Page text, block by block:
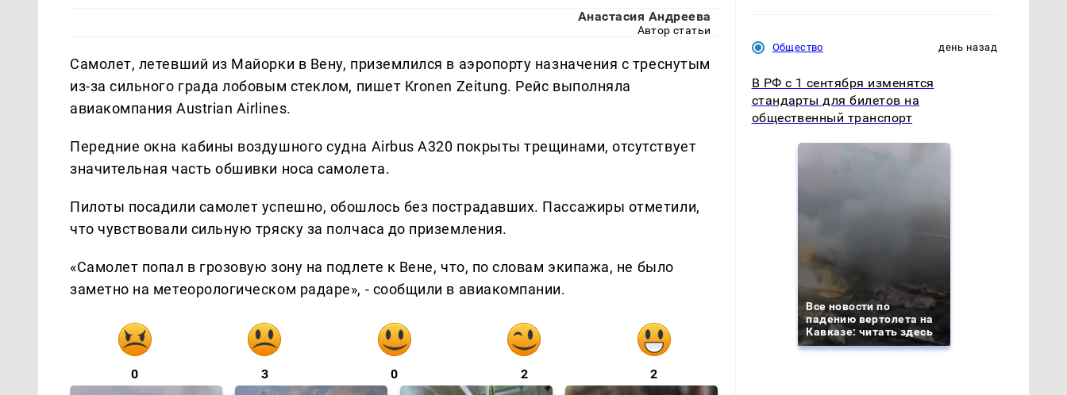
Анастасия Андреева
Автор статьи
Самолет, летевший из Майорки в Вену, приземлился в аэропорту назначения с треснутым
из-за сильного града лобовым стеклом, пишет Kronen Zeitung. Рейс выполняла
авиакомпания Austrian Airlines.
Передние окна кабины воздушного судна Airbus A320 покрыты трещинами, отсутствует
значительная часть обшивки носа самолета.
Пилоты посадили самолет успешно, обошлось без пострадавших. Пассажиры отметили,
что чувствовали сильную тряску за полчаса до приземления.
«Самолет попал в грозовую зону на подлете к Вене, что, по словам экипажа, не было
заметно на метеорологическом радаре», - сообщили в авиакомпании.
0 3 0 2 2
Общество день назад
В РФ с 1 сентября изменятся
стандарты для билетов на
общественный транспорт
Все новости по
падению вертолета на
Кавказе: читать здесь